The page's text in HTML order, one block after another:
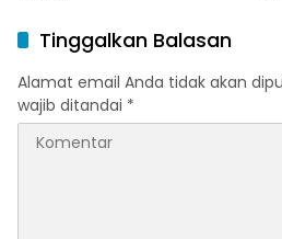
Tinggalkan Balasan
Alamat email Anda tidak akan
wajib ditandai *